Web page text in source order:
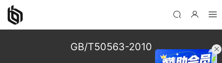
GB/T50563-2010